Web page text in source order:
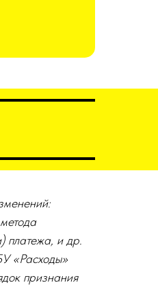
платежа, и др.
«Расходы»
признания